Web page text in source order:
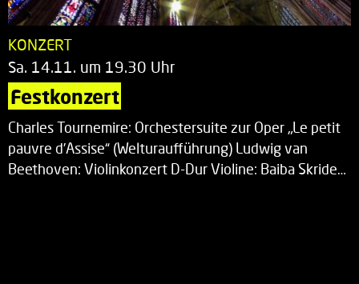
KONZERT
Sa. 14.11. um 19.30 Uhr
Festkonzert
Charles Tournemire: Orchestersuite zur Oper „Le petit
pauvre d’Assise“ (Welturaufführung) Ludwig van
Beethoven: Violinkonzert D-Dur Violine: Baiba Skride…